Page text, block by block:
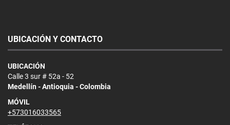
UBICACIÓN Y CONTACTO
UBICACIÓN
Calle 3 sur # 52a - 52
Medellín - Antioquia - Colombia
MÓVIL
+573016033565